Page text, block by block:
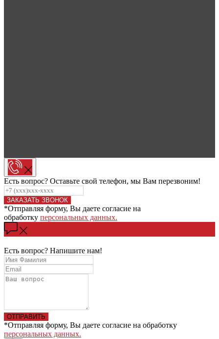
Есть вопрос? Оставьте свой телефон, мы Вам перезвоним!
ЗАКАЗАТЬ ЗВОНОК
*Отправляя форму, Вы даете согласие на
обработку персональных данных.
Есть вопрос? Напишите нам!
ОТПРАВИТЬ
*Отправляя форму, Вы даете согласие на обработку
персональных данных.